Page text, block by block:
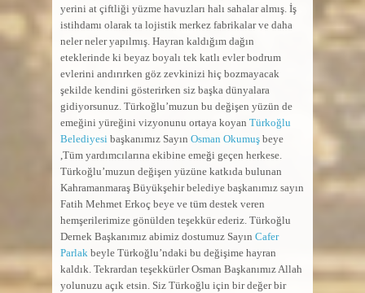
yerini at çiftliği yüzme havuzları halı sahalar almış. İş
istihdamı olarak ta lojistik merkez fabrikalar ve daha
neler neler yapılmış. Hayran kaldığım dağın
eteklerinde ki beyaz boyalı tek katlı evler bodrum
evlerini andırırken göz zevkinizi hiç bozmayacak
şekilde kendini gösterirken siz başka dünyalara
gidiyorsunuz. Türkoğlu’muzun bu değişen yüzün de
emeğini yüreğini vizyonunu ortaya koyan Türkoğlu
Belediyesi başkanımız Sayın Osman Okumuş beye
,Tüm yardımcılarına ekibine emeği geçen herkese.
Türkoğlu’muzun değişen yüzüne katkıda bulunan
Kahramanmaraş Büyükşehir belediye başkanımız sayın
Fatih Mehmet Erkoç beye ve tüm destek veren
hemşerilerimize gönülden teşekkür ederiz. Türkoğlu
Dernek Başkanımız abimiz dostumuz Sayın Cafer
Parlak beyle Türkoğlu’ndaki bu değişime hayran
kaldık. Tekrardan teşekkürler Osman Başkanımız Allah
yolunuzu açık etsin. Siz Türkoğlu için bir değer bir